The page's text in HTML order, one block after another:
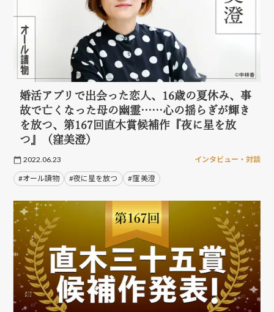
婚活アプリで出会った恋人、16歳の夏休み、事
故で亡くなった母の幽霊……心の揺らぎが輝き
を放つ、第167回直木賞候補作『夜に星を放
つ』（窪美澄）
2022.06.23 インタビュー・対談
#オール讀物 #夜に星を放つ #窪 美澄